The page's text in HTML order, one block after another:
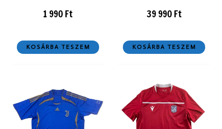
1 990Ft
KOSÁRBA TESZEM
39 990Ft
KOSÁRBA TESZEM